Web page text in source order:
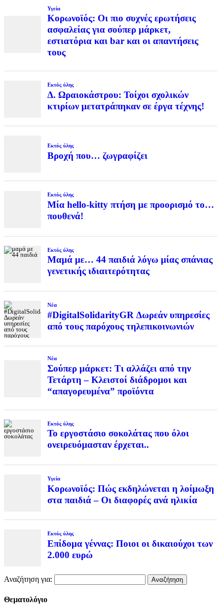
Υγεία
Κορωνοϊός: Οι πιο συχνές ερωτήσεις
ασφαλείας για σούπερ μάρκετ,
εστιατόρια και bar και οι απαντήσεις
τους
Εκτός ύλης
Δ. Ωραιοκάστρου: Τοίχοι σχολικών
κτιρίων μετατράπηκαν σε έργα τέχνης!
Εκτός ύλης
Βροχή που… ζωγραφίζει
Εκτός ύλης
Μία hello-kitty πτήση με προορισμό το…
πουθενά!
Εκτός ύλης
Μαμά με… 44 παιδιά λόγω μίας σπάνιας
γενετικής ιδιαιτερότητας
Νέα
#DigitalSolidarityGR Δωρεάν υπηρεσίες
από τους παρόχους τηλεπικοινωνιών
Νέα
Σούπερ μάρκετ: Τι αλλάζει από την
Τετάρτη – Κλειστοί διάδρομοι και
“απαγορευμένα” προϊόντα
Εκτός ύλης
Το εργοστάσιο σοκολάτας που όλοι
ονειρευόμασταν έρχεται..
Υγεία
Κορωνοϊός: Πώς εκδηλώνεται η λοίμωξη
στα παιδιά – Οι διαφορές ανά ηλικία
Εκτός ύλης
Επίδομα γέννας: Ποιοι οι δικαιούχοι των
2.000 ευρώ
Αναζήτηση για:
Θεματολόγιο